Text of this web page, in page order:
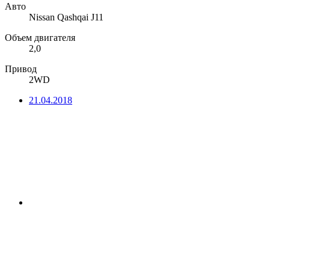
Авто
Nissan Qashqai J11
Объем двигателя
2,0
Привод
2WD
21.04.2018